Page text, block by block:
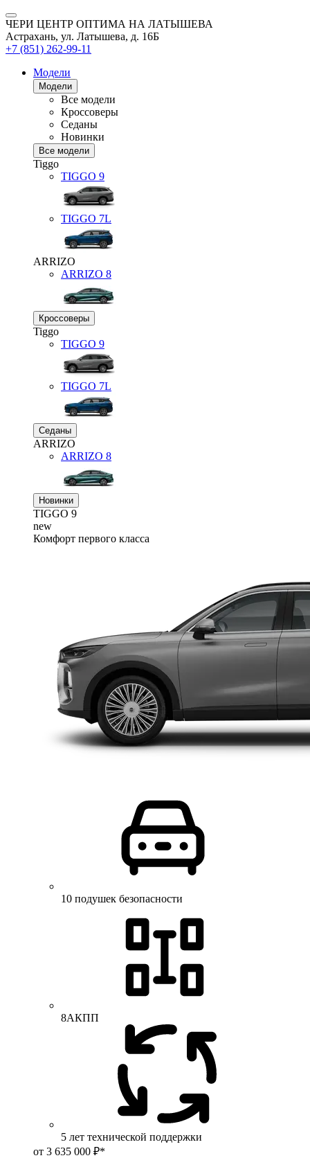
ЧЕРИ ЦЕНТР ОПТИМА НА ЛАТЫШЕВА
Астрахань, ул. Латышева, д. 16Б
+7 (851) 262-99-11
Модели
Модели
Все модели
Кроссоверы
Седаны
Новинки
Все модели
Tiggo
TIGGO 9
TIGGO 7L
ARRIZO
ARRIZO 8
Кроссоверы
Tiggo
TIGGO 9
TIGGO 7L
Седаны
ARRIZO
ARRIZO 8
Новинки
TIGGO 9
new
Комфорт первого класса
10 подушек безопасности
8АКПП
5 лет технической поддержки
от 3 635 000 ₽*